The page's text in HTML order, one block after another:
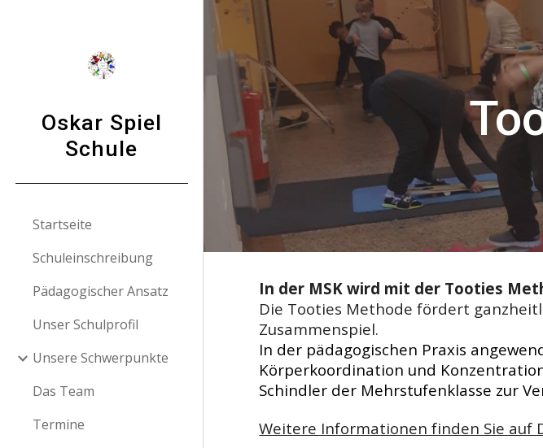
Skip to main content
Oskar Spiel
Schule
Startseite
Schuleinschreibung
Pädagogischer Ansatz
Unser Schulprofil
Unsere Schwerpunkte
Das Team
Termine
In der MSK wird mit der Tooties
Die Tooties Methode fördert
Zusammenspiel.
In der pädagogischen Praxis
Körperkoordination und
Schindler der Mehrstufenklasse zur
Weitere Informationen finden Sie auf